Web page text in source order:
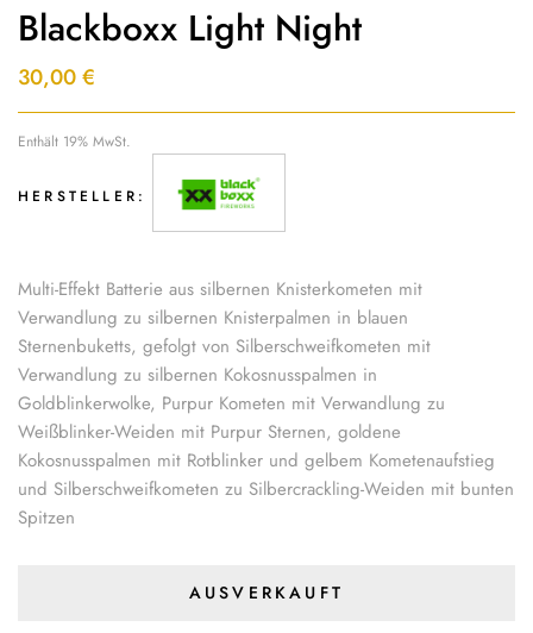
Blackboxx Light Night
30,00€
Enthält 19% MwSt.
HERSTELLER:
Multi-Effekt Batterie aus silbernen Knisterkometen mit
Verwandlung zu silbernen Knisterpalmen in blauen
Sternenbuketts, gefolgt von Silberschweifkometen mit
Verwandlung zu silbernen Kokosnusspalmen in
Goldblinkerwolke, Purpur Kometen mit Verwandlung zu
Weißblinker-Weiden mit Purpur Sternen, goldene
Kokosnusspalmen mit Rotblinker und gelbem Kometenaufstieg
und Silberschweifkometen zu Silbercrackling-Weiden mit bunten
Spitzen
AUSVERKAUFT